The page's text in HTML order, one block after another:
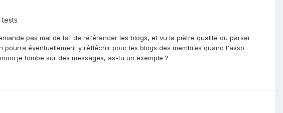
pas mal de taf de référencer les blogs, et vu la piètre qualité du parser
pourra éventuellement y réfléchir pour les blogs des membres quand l'asso
je tombe sur des messages, as-tu un exemple ?